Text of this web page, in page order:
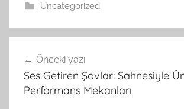
Uncategorized
gezinmesi
Önceki yazı
Ses Getiren Şovlar: Sahnesiyle
Performans Mekanları